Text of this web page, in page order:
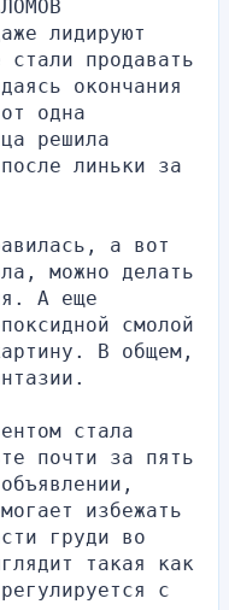
лидируют
продавать
окончания
одна
решила
линьки за
а вот
можно делать
А еще
смолой
В общем,
стала
почти за пять
избежать
груди во
такая как
с